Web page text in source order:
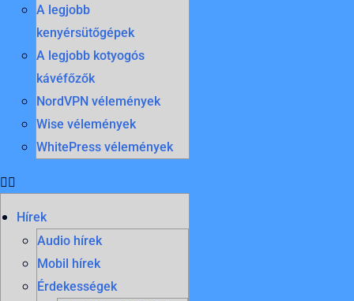
A legjobb
kenyérsütőgépek
A legjobb kotyogós
kávéfőzők
NordVPN vélemények
Wise vélemények
WhitePress vélemények
Hírek
Audio hírek
Mobil hírek
Érdekességek